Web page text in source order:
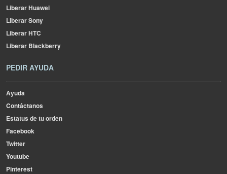
Liberar Huawei
Liberar Sony
Liberar HTC
Liberar Blackberry
PEDIR AYUDA
Ayuda
Contáctanos
Estatus de tu orden
Facebook
Twitter
Youtube
Pinterest